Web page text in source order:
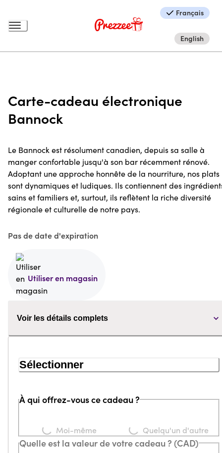
Français
English
Carte-cadeau électronique
Bannock
Le Bannock est résolument canadien, depuis sa salle à
manger confortable jusqu'à son bar récemment rénové.
Adoptant une approche honnête de la nourriture, nos plats
sont dynamiques et ludiques. Ils contiennent des
sains et familiers et, surtout, ils reflètent la riche diversité
régionale et culturelle de notre pays.
Pas de date d'expiration
Utiliser en magasin
Voir les détails complets
Sélectionner
À qui offrez-vous ce cadeau ?
Loading...Moi-même Loading... Quelqu'un d'autre
Quelle est la valeur de votre cadeau ? (CAD)